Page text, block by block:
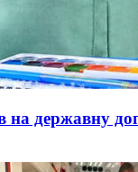
на державну